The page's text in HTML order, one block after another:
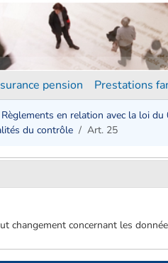
pension Prestations
Règlements en relation avec la loi
du contrôle Art. 25
concernant les